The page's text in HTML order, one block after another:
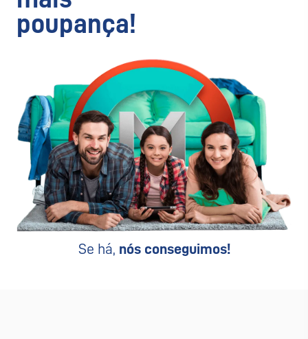
poupança!
Se há, nós conseguimos!